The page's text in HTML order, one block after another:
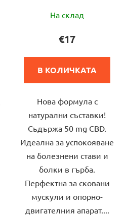
оценка
на
4,5
5
звезди.
На склад
€17
В КОЛИЧКАТА
Нова формула с
натурални съставки!
Съдържа 50 mg CBD.
Идеална за успокояване
на болезнени стави и
болки в гърба.
Перфектна за сковани
мускули и опорно-
двигателния апарат....